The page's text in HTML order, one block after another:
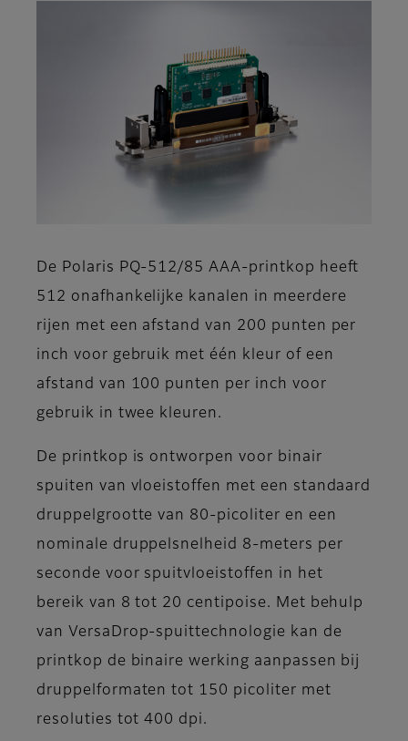
De Polaris PQ-512/85 AAA-printkop heeft
512 onafhankelijke kanalen in meerdere
rijen met een afstand van 200 punten per
inch voor gebruik met één kleur of een
afstand van 100 punten per inch voor
gebruik in twee kleuren.
De printkop is ontworpen voor binair
spuiten van vloeistoffen met een standaard
druppelgrootte van 80-picoliter en een
nominale druppelsnelheid 8-meters per
seconde voor spuitvloeistoffen in het
bereik van 8 tot 20 centipoise. Met behulp
van VersaDrop-spuittechnologie kan de
printkop de binaire werking aanpassen bij
druppelformaten tot 150 picoliter met
resoluties tot 400 dpi.